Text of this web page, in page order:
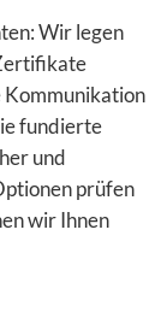
Wir legen
fundierte
und
prüfen
wir Ihnen